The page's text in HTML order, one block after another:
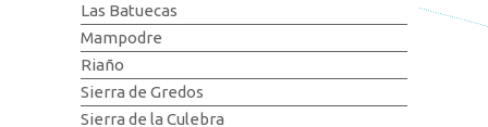
Las Batuecas
Mampodre
Riaño
Sierra de Gredos
Sierra de la Culebra